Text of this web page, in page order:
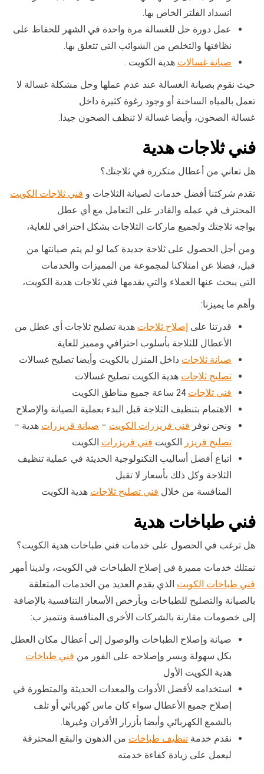
انسداد الفلتر الخاص بها.
عمل دورة خل للغسالة مرة واحدة في الشهر للحفاظ على
نظافتها والتخلص من الشوائب التي تتعلق بها.
صيانة غسالات هدية الكويت .
حيث نقوم بصيانة الغسالة عند عدم عملها وحل مشكلة غسالة لا
تعمل بالمياه الساخنة أو وجود رغوة كثيرة داخل
غسالة الصحون، وأيضا غسالة لا تنظف الصحون جيدا.
فني ثلاجات هدية
هل تعاني من أعطال متكررة في ثلاجتك؟
تقدم شركتنا أفضل خدمات لصيانة الثلاجات و فني ثلاجات الكويت
المحترف في عمله والقادر على التعامل مع أي عطل
يواجه ثلاجتك ولجميع ماركات الثلاجات بشكل احترافي للغاية،
ومن أجل الحصول على ثلاجة جديدة كما لو لم يتم صيانتها من
قبل، فضلا عن امتلاكنا لمجموعة من المميزات والخدمات
التي يبحث عنها العملاء والتي يقدمها فني ثلاجات هدية الكويت،
وأهم ما يميزنا:
قدرتنا على إصلاح ثلاجات هدية تصليح ثلاجات أي عطل من
الأعطال للثلاجة بأسلوب احترافي ومميز للغاية.
صيانة ثلاجات داخل المنزل بالكويت وأيضا تصليح غسالات
تصليح ثلاجات هدية الكويت تصليح غسالات
فني ثلاجات
الاهتمام بتنظيف الثلاجة قبل البدء بعملية الصيانة والإصلاح
ونحن نوفر فني فريزرات الكويت – صيانة قريزرات هدية –
تصليح فريزر الكويت فني فريزرات الكويت
اتباع أفضل أساليب التكنولوجية الحديثة في عملية تنظيف
الثلاجة وكل ذلك بأسعار لا تقبل
المنافسة من خلال فني تصليح ثلاجات هدية الكويت
فني طباخات هدية
هل ترغب في الحصول على خدمات فني طباخات هدية الكويت؟
نمتلك خدمات مميزة في إصلاح الطباخات في الكويت، ولدينا أمهر
فني طباخات الكويت الذي يقدم العديد من الخدمات المتعلقة
بالصيانة والتصليح للطباخات وبأرخص الأسعار التنافسية بالإضافة
إلى خصومات مقارنة بالشركات الأخرى المنافسة ونتميز ب:
صيانة وإصلاح الطباخات والوصول إلى أعطال مكان العطل
بكل سهولة ويسر وإصلاحه على الفور من فني طباخات
هدية الكويت الأول
استخدامه لأفضل الأدوات والمعدات الحديثة والمتطورة في
إصلاح جميع الأعطال سواء كان ماس كهربائي أو تلف
بالشمع الكهربائي وأيضا بأزرار الأفران وغيرها.
نقدم خدمة تنظيف طباخات من الدهون والبقع المحترقة
ليعمل على زيادة كفاءة خدمته